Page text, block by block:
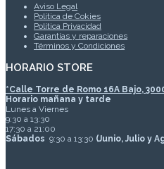
Aviso Legal
Política de Cokies
Política Privacidad
Garantías y reparaciones
Términos y Condiciones
HORARIO STORE
*Calle Torre de Romo 16A Bajo,
Horario mañana y tarde
Lunes a Viernes
9:30 a 13:30
17:30 a 21:00
Sábados 9:30 a 13:30 (Junio, Julio y